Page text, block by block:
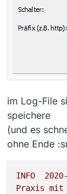
</
im Log-File
speichere
(und es
ohne Ende
INFO
Praxis mit